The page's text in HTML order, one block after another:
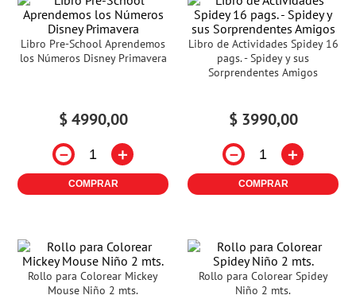
Libro Pre-School Aprendemos
los Números Disney Primavera
$ 4990,00
－ ＋
COMPRAR
Libro de Actividades Spidey 16
pags. - Spidey y sus
Sorprendentes Amigos
$ 3990,00
－ ＋
COMPRAR
Rollo para Colorear Mickey
Mouse Niño 2 mts.
Rollo para Colorear Spidey
Niño 2 mts.